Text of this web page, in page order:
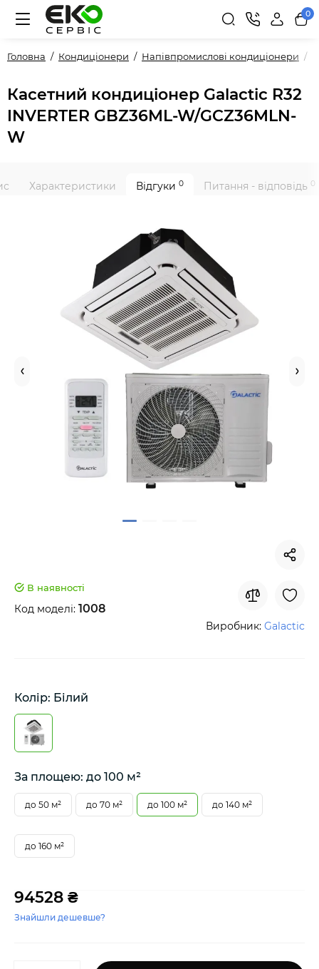
0
Головна Кондиціонери Напівпромислові кондиціонери
Касетний кондиціонер Galactic R32
INVERTER GBZ36ML-W/GCZ36MLN-
W
Характеристики Відгуки 0 Питання - відповідь 0
В наявності
Код моделі: 1008
Виробник: Galactic
Колір: Білий
За площею: до 100 м²
до 50 м² до 70 м² до 100 м² до 140 м²
до 160 м²
94528 ₴
Знайшли дешевше?